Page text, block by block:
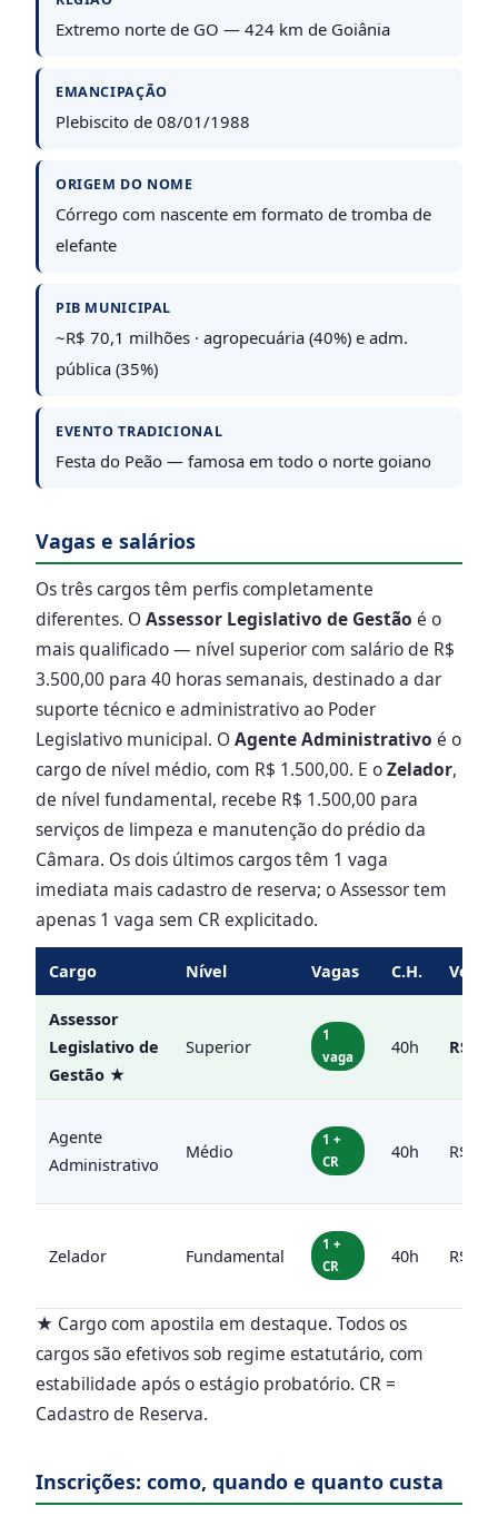
Extremo norte de GO — 424 km de Goiânia
EMANCIPAÇÃO
Plebiscito de 08/01/1988
ORIGEM DO NOME
Córrego com nascente em formato de tromba de
elefante
PIB MUNICIPAL
~R$ 70,1 milhões · agropecuária (40%) e adm.
pública (35%)
EVENTO TRADICIONAL
Festa do Peão — famosa em todo o norte goiano
Vagas e salários
Os três cargos têm perfis completamente
diferentes. OAssessor Legislativo de Gestão é o
mais qualificado — nível superior com salário de R$
3.500,00 para 40 horas semanais, destinado a dar
suporte técnico e administrativo ao Poder
Legislativo municipal. OAgente Administrativo é o
cargo de nível médio, com R$ 1.500,00. E oZelador,
de nível fundamental, recebe R$ 1.500,00 para
serviços de limpeza e manutenção do prédio da
Câmara. Os dois últimos cargos têm 1 vaga
imediata mais cadastro de reserva; o Assessor tem
apenas 1 vaga sem CR explicitado.
Cargo Nível Vagas C.H.
Assessor
Legislativo de
Gestão ★
Superior
1
vaga
40h R$
Agente
Administrativo
Médio
1 +
CR
40h R$
Zelador Fundamental
1 +
CR
40h R$
★ Cargo com apostila em destaque. Todos os
cargos são efetivos sob regime estatutário, com
estabilidade após o estágio probatório. CR =
Cadastro de Reserva.
Inscrições: como, quando e quanto custa